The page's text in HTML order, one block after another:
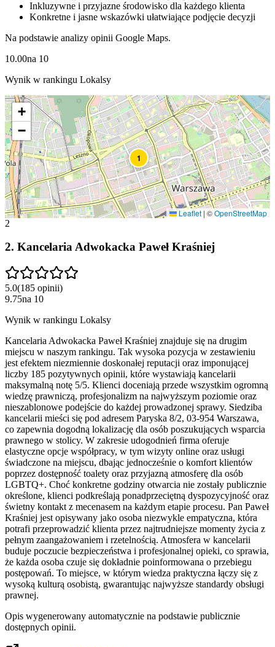
Inkluzywne i przyjazne środowisko dla każdego klienta
Konkretne i jasne wskazówki ułatwiające podjęcie decyzji
Na podstawie analizy opinii Google Maps.
10.00na 10
Wynik w rankingu Lokalsy
1
+
−
Leaflet | ©OpenStreetMap
2
2. Kancelaria Adwokacka Paweł Kraśniej
5.0(185 opinii)
9.75na 10
Wynik w rankingu Lokalsy
Kancelaria Adwokacka Paweł Kraśniej znajduje się na drugim
miejscu w naszym rankingu. Tak wysoka pozycja w zestawieniu
jest efektem niezmiennie doskonałej reputacji oraz imponującej
liczby 185 pozytywnych opinii, które wystawiają kancelarii
maksymalną notę 5/5. Klienci doceniają przede wszystkim ogromną
wiedzę prawniczą, profesjonalizm na najwyższym poziomie oraz
nieszablonowe podejście do każdej prowadzonej sprawy. Siedziba
kancelarii mieści się pod adresem Paryska 8/2, 03-954 Warszawa,
co zapewnia dogodną lokalizację dla osób poszukujących wsparcia
prawnego w stolicy. W zakresie udogodnień firma oferuje
elastyczne opcje współpracy, w tym wizyty online oraz usługi
świadczone na miejscu, dbając jednocześnie o komfort klientów
poprzez dostępność toalety oraz przyjazną atmosferę dla osób
LGBTQ+. Choć konkretne godziny otwarcia nie zostały publicznie
określone, klienci podkreślają ponadprzeciętną dyspozycyjność oraz
świetny kontakt z mecenasem na każdym etapie procesu. Pan Paweł
Kraśniej jest opisywany jako osoba niezwykle empatyczna, która
potrafi przeprowadzić klienta przez najtrudniejsze momenty życia z
pełnym zaangażowaniem i rzetelnością. Atmosfera w kancelarii
buduje poczucie bezpieczeństwa i profesjonalnej opieki, co sprawia,
że każda osoba czuje się dokładnie poinformowana o przebiegu
postępowań. To miejsce, w którym wiedza praktyczna łączy się z
wysoką kulturą osobistą, gwarantując najwyższe standardy obsługi
prawnej.
Opis wygenerowany automatycznie na podstawie publicznie
dostępnych opinii.